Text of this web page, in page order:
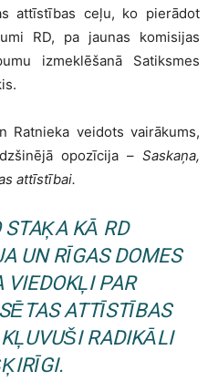
attīstības ceļu, ko pierādot
RD, pa jaunas komisijas
izmeklēšanā Satiksmes
Ratnieka veidots vairākums,
opozīcija –Saskaņa,
attīstībai.
STAĶA KĀ RD
UN RĪGAS DOMES
VIEDOKĻI PAR
ATTĪSTĪBAS
RADIKĀLI